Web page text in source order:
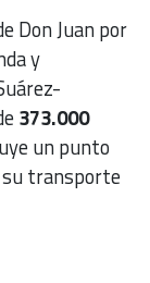
Don Juan por
y
373.000
un punto
su transporte